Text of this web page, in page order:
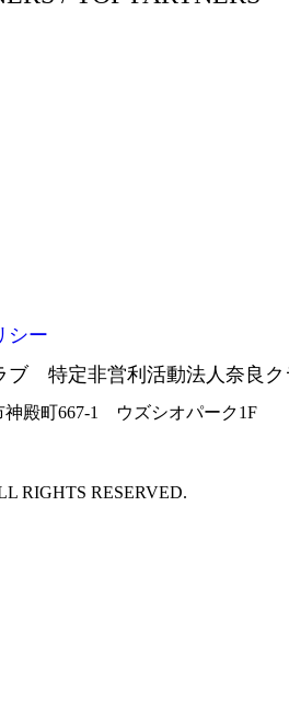
シー
ブ 特定非営利活動法人奈良ク
神殿町667-1
ウズシオパーク1F
RIGHTS RESERVED.